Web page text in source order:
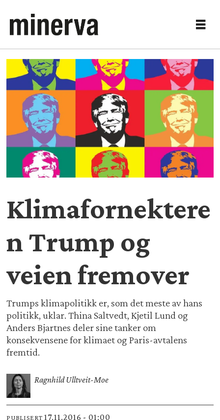
Klimafornektere
n Trump og
veien fremover
Trumps klimapolitikk er, som det meste av hans
politikk, uklar. Thina Saltvedt, Kjetil Lund og
Anders Bjartnes deler sine tanker om
konsekvensene for klimaet og Paris-avtalens
fremtid.
Ragnhild Ulltveit-Moe
PUBLISERT 17.11.2016 - 01:00